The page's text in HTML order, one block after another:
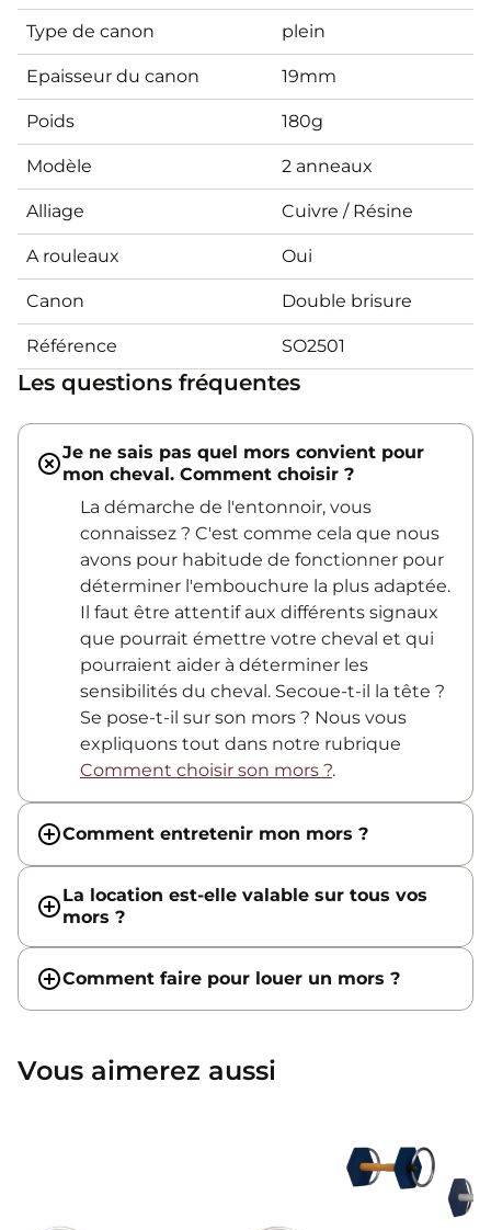
Type de canon plein
Epaisseur du canon 19mm
Poids 180g
Modèle 2 anneaux
Alliage Cuivre / Résine
A rouleaux Oui
Canon Double brisure
Référence SO2501
Les questions fréquentes
Je ne sais pas quel mors convient pour
mon cheval. Comment choisir ?
La démarche de l'entonnoir, vous
connaissez ? C'est comme cela que nous
avons pour habitude de fonctionner pour
déterminer l'embouchure la plus adaptée.
Il faut être attentif aux différents signaux
que pourrait émettre votre cheval et qui
pourraient aider à déterminer les
sensibilités du cheval. Secoue-t-il la tête ?
Se pose-t-il sur son mors ? Nous vous
expliquons tout dans notre rubrique
Comment choisir son mors ?.
Comment entretenir mon mors ?
La location est-elle valable sur tous vos
mors ?
Comment faire pour louer un mors ?
Vous aimerez aussi